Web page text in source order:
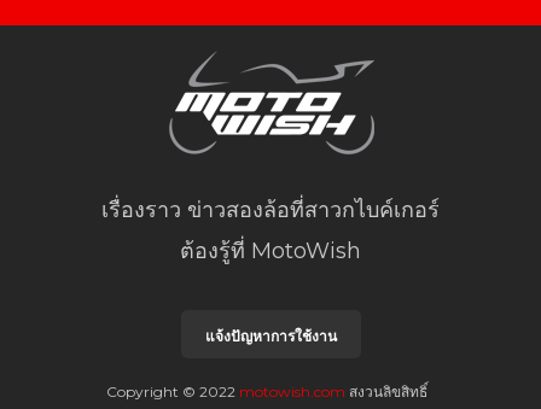
เรื่องราว ข่าวสองล้อที่สาวกไบค์เกอร์
ต้องรู้ที่ MotoWish
แจ้งปัญหาการใช้งาน
Copyright © 2022 motowish.com สงวนลิขสิทธิ์